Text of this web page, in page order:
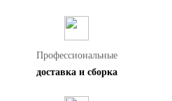
Профессиональные
доставка и сборка